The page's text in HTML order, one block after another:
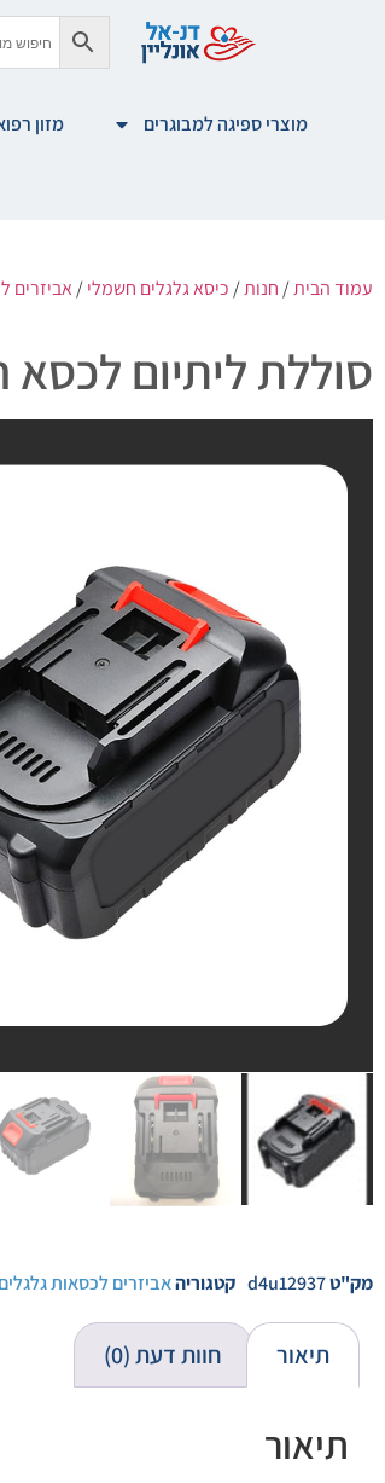
מוצרי ספיגה למבוגרים מזון
עמוד הבית/ חנות/ כיסא גלגלים חשמלי/ אביזרים
סוללת ליתיום לכסא
מק"טd4u12937 קטגוריהאביזרים לכסאות
תיאור חוות דעת (0)
תיאור